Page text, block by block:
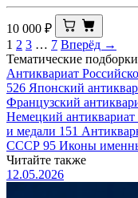
10 000 ₽
1 2 3 … 7 Вперёд →
Тематические подборки
Антиквариат
526 Японский
Французский
Немецкий антиквариат
и медали 151
СССР 95 Иконы
Читайте также
12.05.2026